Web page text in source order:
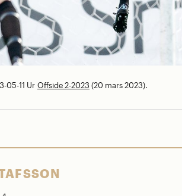
05-11 Ur Offside 2-2023 (20 mars 2023).